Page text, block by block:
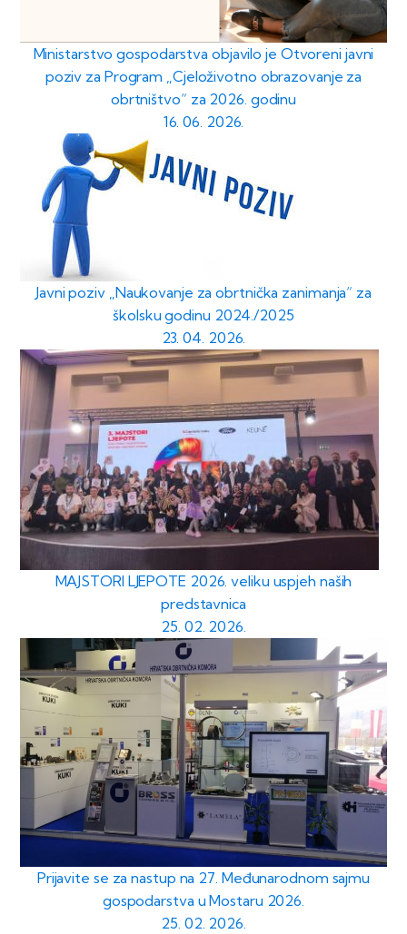
Ministarstvo gospodarstva objavilo je Otvoreni javni
poziv za Program „Cjeloživotno obrazovanje za
obrtništvo“ za 2026. godinu
16. 06. 2026.
Javni poziv „Naukovanje za obrtnička zanimanja“ za
školsku godinu 2024./2025
23. 04. 2026.
MAJSTORI LJEPOTE 2026. veliku uspjeh naših
predstavnica
25. 02. 2026.
Prijavite se za nastup na 27. Međunarodnom sajmu
gospodarstva u Mostaru 2026.
25. 02. 2026.